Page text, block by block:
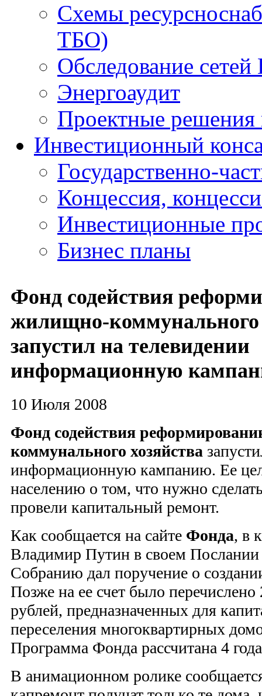
Схемы
ТБО)
Обследование
Энергоаудит
Проектные решения
Инвестиционный
Государственно-
Концессия,
Инвестиционные
Бизнес планы
Фонд содействия
жилищно-коммунального
запустил на телевидении
информационную
10 Июля 2008
Фонд содействия
коммунального хозяйства
информационную кампанию. Ее
населению о том, что нужно
провели капитальный ремонт.
Как сообщается на сайте Фонда, в
Владимир Путин в своем
Собранию дал поручение о
Позже на ее счет было
рублей, предназначенных для
переселения многоквартирных
Программа Фонда рассчитана 4
В анимационном ролике